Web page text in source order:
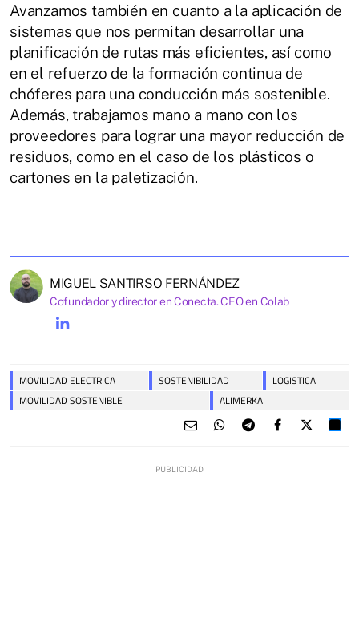
Avanzamos también en cuanto a la aplicación de
sistemas que nos permitan desarrollar una
planificación de rutas más eficientes, así como
en el refuerzo de la formación continua de
chóferes para una conducción más sostenible.
Además, trabajamos mano a mano con los
proveedores para lograr una mayor reducción de
residuos, como en el caso de los plásticos o
cartones en la paletización.
MIGUEL SANTIRSO FERNÁNDEZ
Cofundador y director en Conecta. CEO en Colab
MOVILIDAD ELECTRICA SOSTENIBILIDAD
LOGISTICA
MOVILIDAD SOSTENIBLE
ALIMERKA